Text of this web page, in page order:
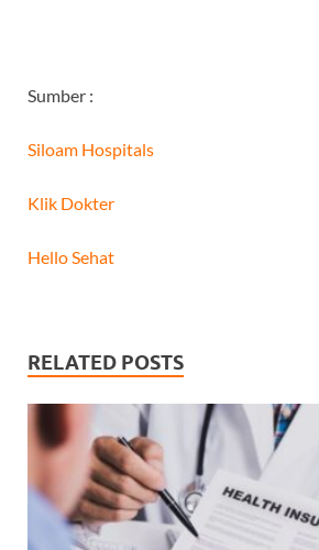
Sumber :
Siloam Hospitals
Klik Dokter
Hello Sehat
RELATED POSTS